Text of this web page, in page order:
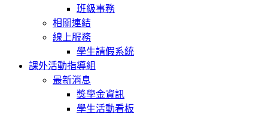
班級事務
相關連結
線上服務
學生請假系統
課外活動指導組
最新消息
獎學金資訊
學生活動看板